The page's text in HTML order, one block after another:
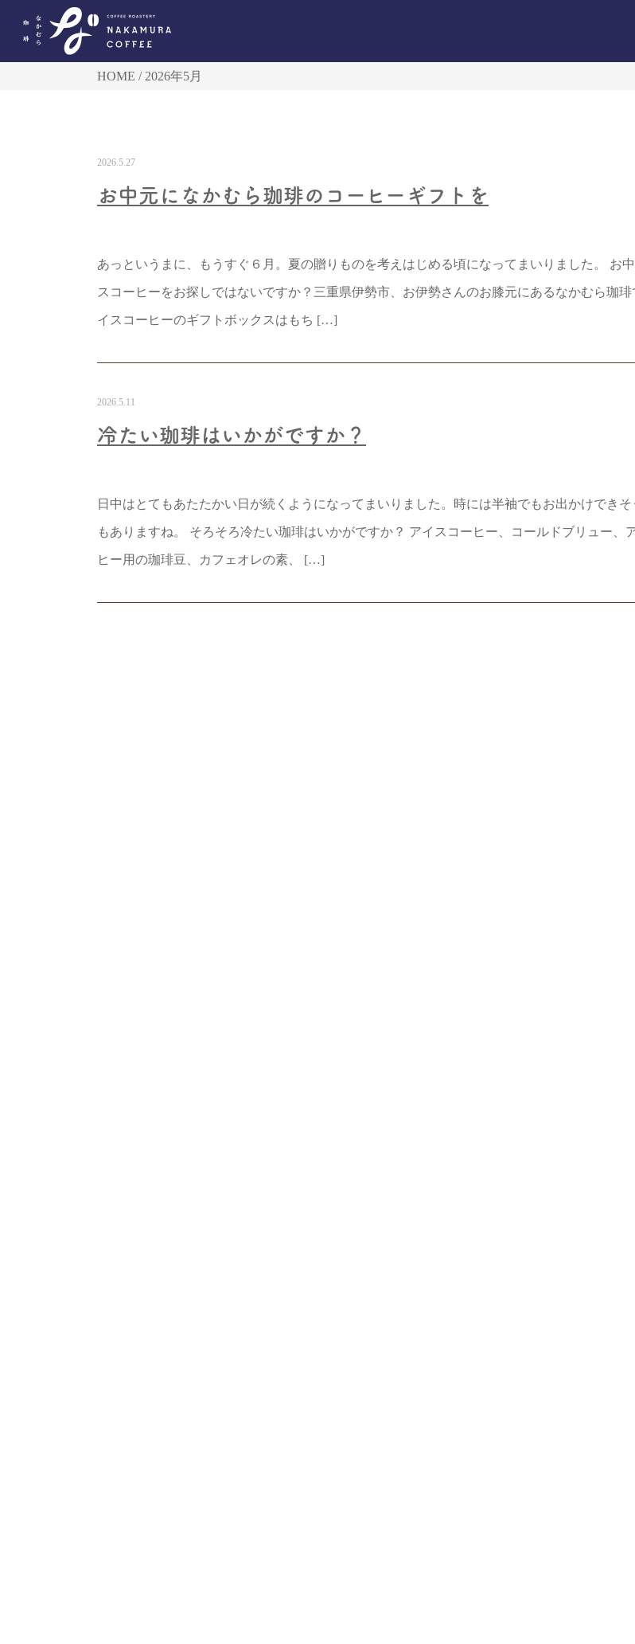
HOME 2026年5月
2026.5.27
お中元になかむら珈琲のコーヒーギフトを
あっというまに、もうすぐ６月。夏の贈りものを考えはじめる頃になってまいりました。 お
スコーヒーをお探しではないですか？三重県伊勢市、お伊勢さんのお膝元にあるなかむら珈琲
イスコーヒーのギフトボックスはもち […]
2026.5.11
冷たい珈琲はいかがですか？
日中はとてもあたたかい日が続くようになってまいりました。時には半袖でもお出かけできそ
もありますね。 そろそろ冷たい珈琲はいかがですか？ アイスコーヒー、コールドブリュー、
ヒー用の珈琲豆、カフェオレの素、 […]